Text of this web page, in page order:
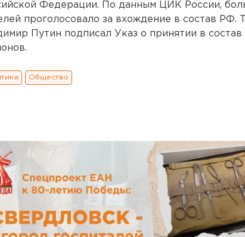
Федерации. По данным ЦИК России,
проголосовало за вхождение в состав РФ.
Путин подписал Указ о принятии в
Общество